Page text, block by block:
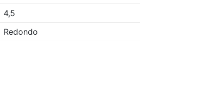
4,5
Redondo